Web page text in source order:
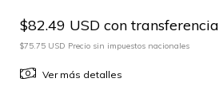
$82.49 USD con transferencia
$75.75 USD Precio sin impuestos nacionales
Ver más detalles